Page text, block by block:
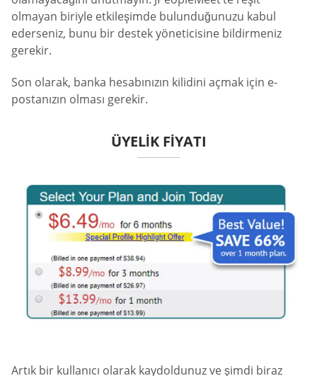
olmayan biriyle etkileşimde bulunduğunuzu kabul
ederseniz, bunu bir destek yöneticisine bildirmeniz
gerekir.
Son olarak, banka hesabınızın kilidini açmak için e-
postanızın olması gerekir.
ÜYELIK FIYATI
Artık bir kullanıcı olarak kaydoldunuz ve şimdi biraz